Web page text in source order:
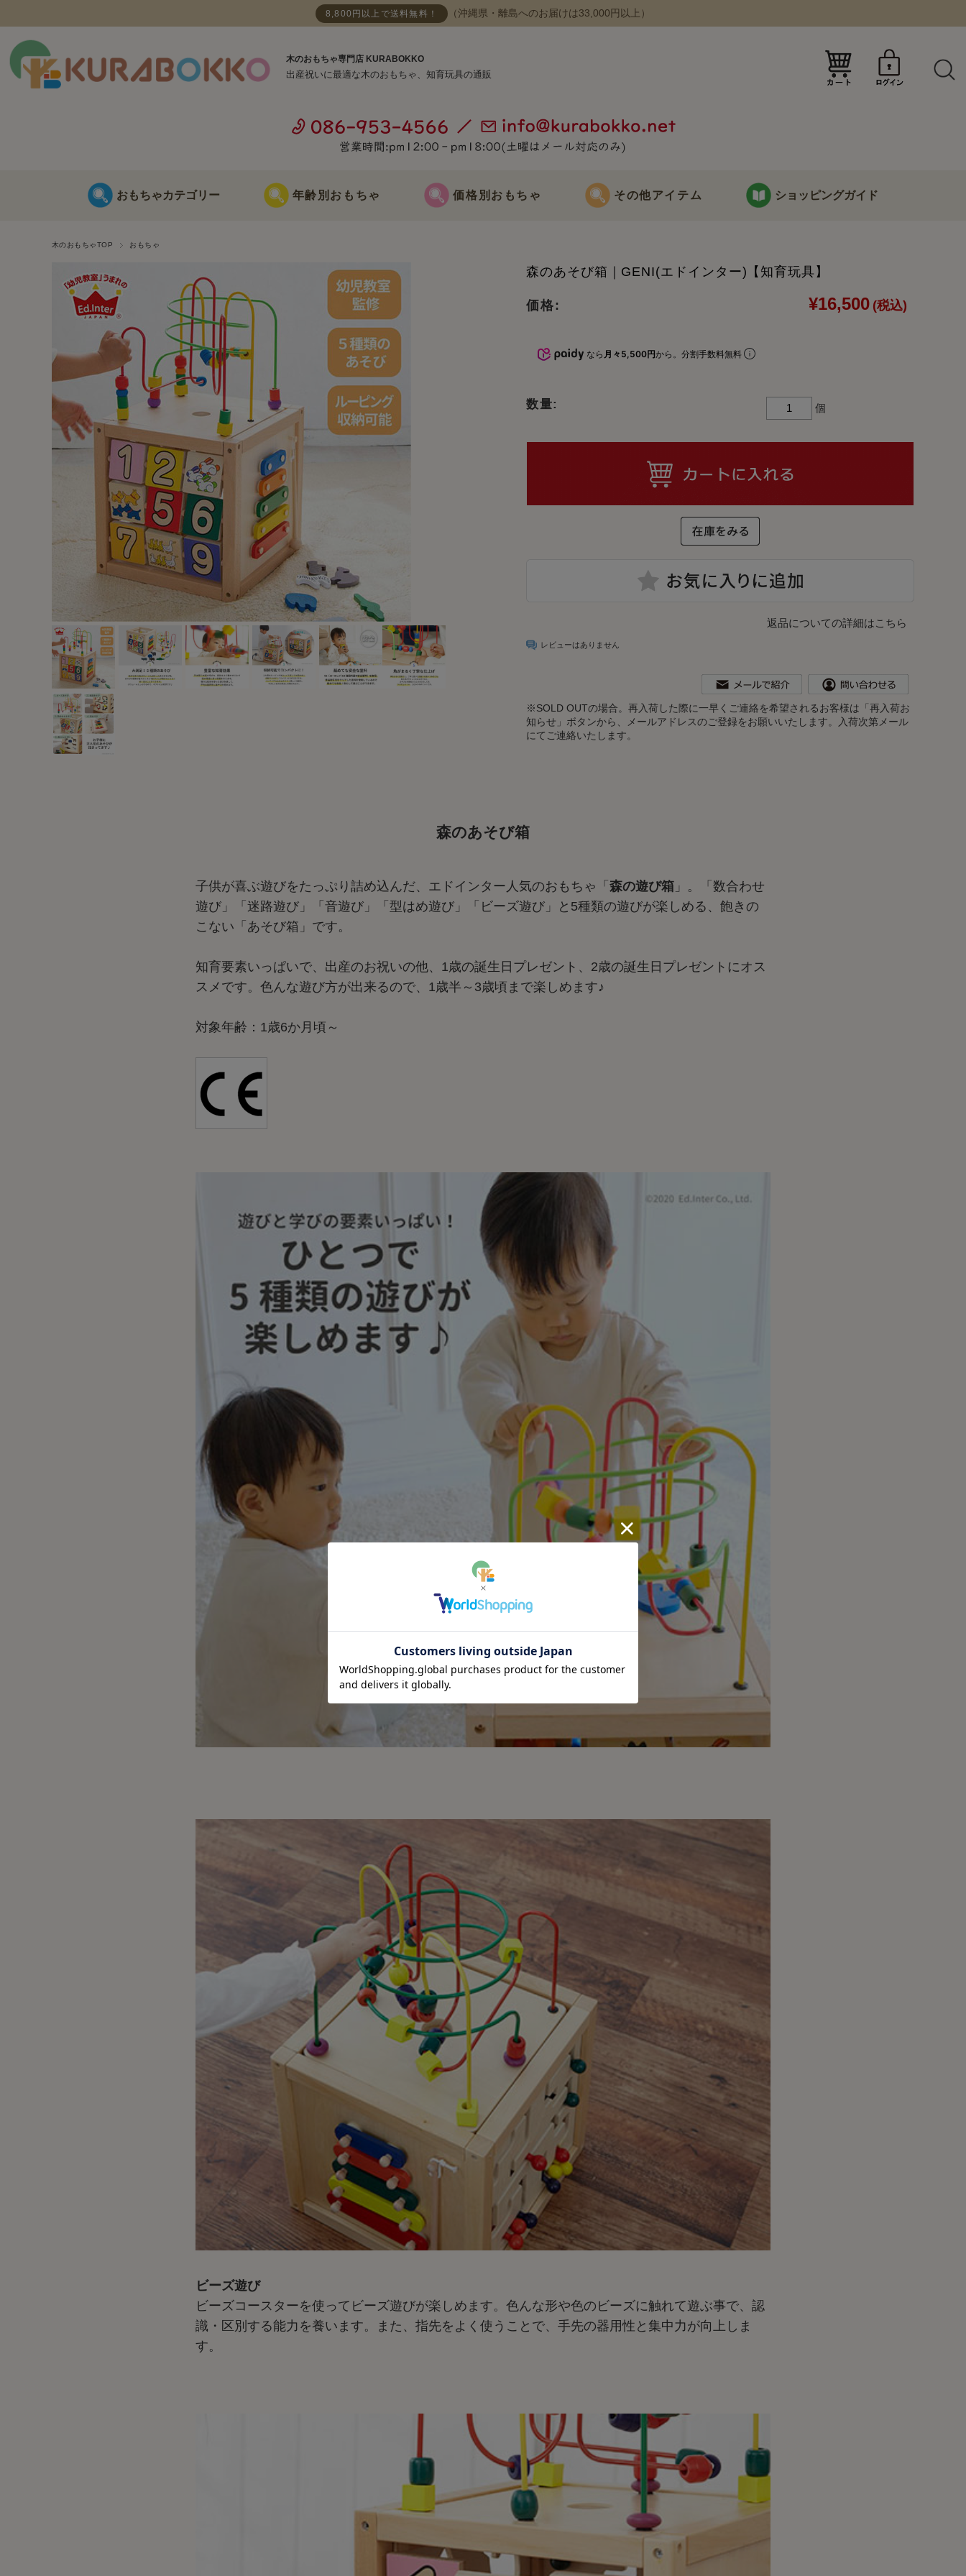
8,800円以上で送料無料！ （沖縄県・離島へのお届けは33,000円以上）
木のおもちゃ専門店 KURABOKKO
出産祝いに最適な木のおもちゃ、知育玩具の通販
おもちゃカテゴリー
日本製 木のおもちゃ
海外製 木のおもちゃ
出産祝い向け木のおもちゃ
名入れ対応 木のおもちゃ
保育園・幼稚園向けおもちゃ
知育玩具
すべてのおもちゃ
ブランド一覧
年齢別おもちゃ
1歳に最適なおもちゃ
2歳に最適なおもちゃ
3歳に最適なおもちゃ
価格別おもちゃ
ゃ
その他アイテム
テーブルウェア
子供向けアイテム
ショッピングガイド
よくあるご質問
木のおもちゃTOP おもちゃ
森のあそび箱｜GENI(エドインター)【知育玩具】
価格: ¥16,500 (税込)
なら 月々5,500円から。分割手数料無料
数量: 個
返品についての詳細はこちら
レビューはありません
※SOLD OUTの場合。再入荷した際に一早くご連絡を希望されるお客様は「再入荷お
知らせ」ボタンから、メールアドレスのご登録をお願いいたします。入荷次第メール
にてご連絡いたします。
森のあそび箱
子供が喜ぶ遊びをたっぷり詰め込んだ、エドインター人気のおもちゃ「 森の遊び箱 」。「数合わせ
遊び」「迷路遊び」「音遊び」「型はめ遊び」「ビーズ遊び」と5種類の遊びが楽しめる、飽きの
こない「あそび箱」です。
知育要素いっぱいで、出産のお祝いの他、1歳の誕生日プレゼント、2歳の誕生日プレゼントにオス
スメです。色んな遊び方が出来るので、1歳半～3歳頃まで楽しめます♪
対象年齢：1歳6か月頃～
ビーズ遊び
ビーズコースターを使ってビーズ遊びが楽しめます。色んな形や色のビーズに触れて遊ぶ事で、認
識・区別する能力を養います。また、指先をよく使うことで、手先の器用性と集中力が向上しま
す。